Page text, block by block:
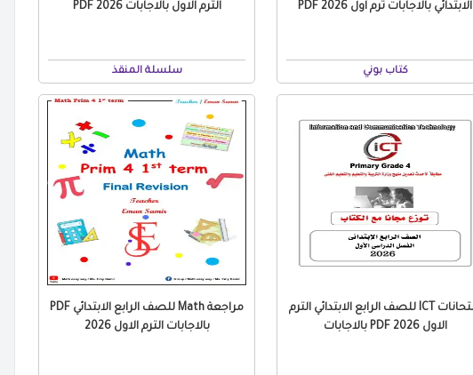
الابتدائي بالاجابات ترم اول 2026 PDF
كتاب بوني
الترم الاول بالاجابات PDF 2026
سلسلة المنقذ
امتحانات ICT للصف الرابع الابتدائي الترم
الاول 2026 PDF بالاجابات
مراجعة Math للصف الرابع الابتدائي PDF
بالاجابات الترم الاول 2026